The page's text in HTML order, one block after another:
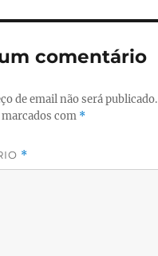
comentário
de email não será publicado.
com *
*